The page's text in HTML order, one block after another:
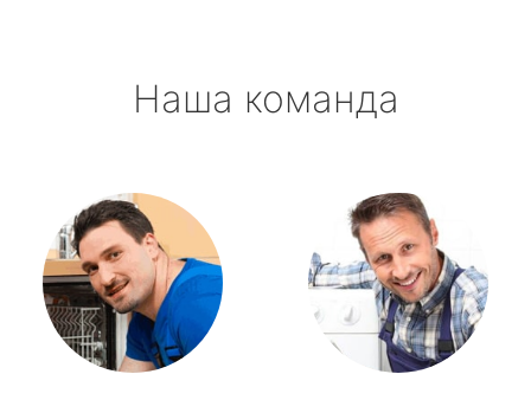
Наша команда